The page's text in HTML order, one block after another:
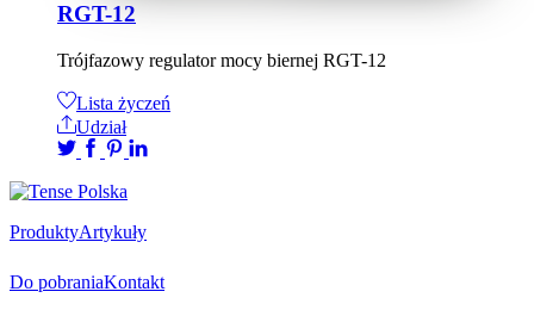
RGT-12
Trójfazowy regulator mocy biernej RGT-12
Lista życzeń
Udział
ProduktyArtykuły
Do pobraniaKontakt